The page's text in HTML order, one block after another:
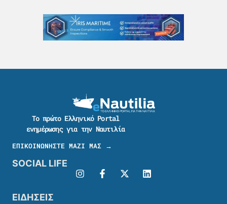
Το πρώτο Ελληνικό Portal
ενημέρωσης για την Ναυτιλία
ΕΠΙΚΟΙΝΩΝΗΣΤΕ ΜΑΖΙ ΜΑΣ →
SOCIAL LIFE
ΕΙΔΗΣΕΙΣ